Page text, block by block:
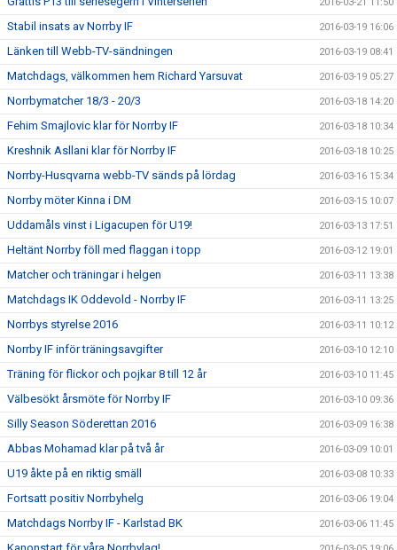
Stabil insats av Norrby IF 2016-03-19 16:06
Länken till Webb-TV-sändningen 2016-03-19 08:41
Matchdags, välkommen hem Richard Yarsuvat 2016-03-19 05:27
Norrbymatcher 18/3 - 20/3 2016-03-18 14:20
Fehim Smajlovic klar för Norrby IF 2016-03-18 10:34
Kreshnik Asllani klar för Norrby IF 2016-03-18 10:25
Norrby-Husqvarna webb-TV sänds på lördag 2016-03-16 15:34
Norrby möter Kinna i DM 2016-03-15 10:07
Uddamåls vinst i Ligacupen för U19! 2016-03-13 17:51
Heltänt Norrby föll med flaggan i topp 2016-03-12 19:01
Matcher och träningar i helgen 2016-03-11 13:38
Matchdags IK Oddevold - Norrby IF 2016-03-11 13:25
Norrbys styrelse 2016 2016-03-11 10:12
Norrby IF inför träningsavgifter 2016-03-10 12:10
Träning för flickor och pojkar 8 till 12 år 2016-03-10 11:45
Välbesökt årsmöte för Norrby IF 2016-03-10 09:36
Silly Season Söderettan 2016 2016-03-09 16:38
Abbas Mohamad klar på två år 2016-03-09 10:01
U19 åkte på en riktig smäll 2016-03-08 10:33
Fortsatt positiv Norrbyhelg 2016-03-06 19:04
Matchdags Norrby IF - Karlstad BK 2016-03-06 11:45